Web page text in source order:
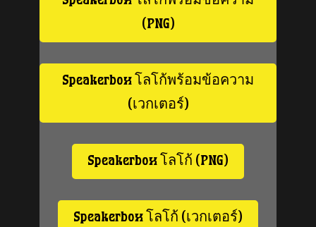
(PNG)
Speakerbox โลโก้พร้อมข้อความ
(เวกเตอร์)
Speakerbox โลโก้ (PNG)
Speakerbox โลโก้ (เวกเตอร์)